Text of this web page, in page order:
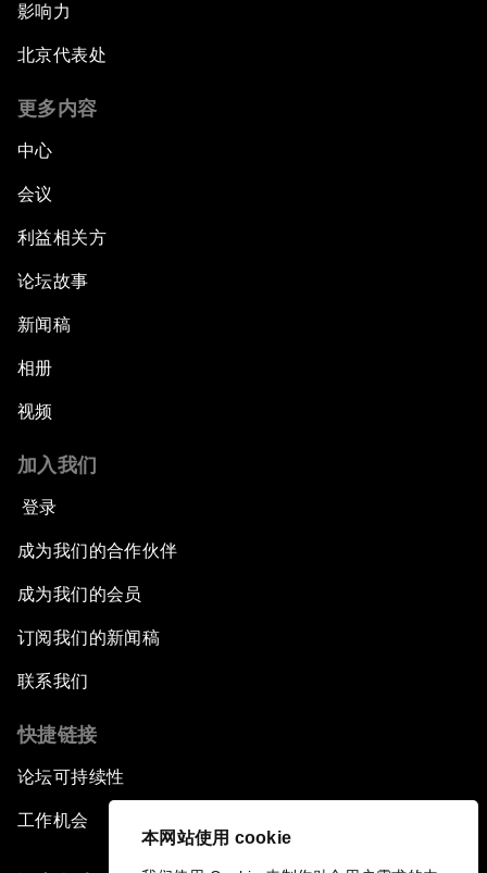
本网站使用 cookie
影响力
北京代表处
更多内容
中心
会议
利益相关方
论坛故事
新闻稿
相册
视频
加入我们
登录
成为我们的合作伙伴
成为我们的会员
订阅我们的新闻稿
联系我们
快捷链接
论坛可持续性
工作机会